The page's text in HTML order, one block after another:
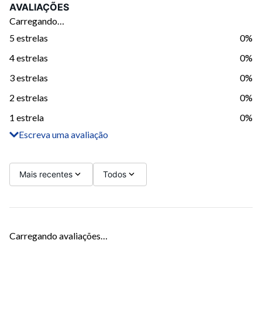
AVALIAÇÕES
Carregando…
5 estrelas
0%
4 estrelas
0%
3 estrelas
0%
2 estrelas
0%
1 estrela
0%
Escreva uma avaliação
Título
Avalie o produto de 1 a 5 estrelas
Seu nome
Mais recentes Todos
Carregando avaliações…